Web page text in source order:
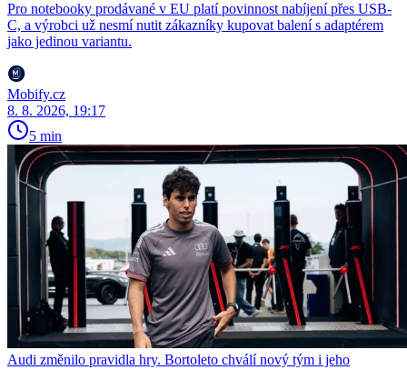
Pro notebooky prodávané v EU platí povinnost nabíjení přes USB-
C, a výrobci už nesmí nutit zákazníky kupovat balení s adaptérem
jako jedinou variantu.
Mobify.cz
8. 8. 2026, 19:17
5 min
Audi změnilo pravidla hry. Bortoleto chválí nový tým i jeho